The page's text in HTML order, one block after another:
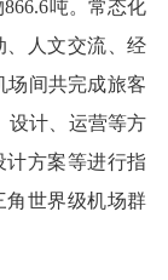
吨。常态化
、人文交流、经
场间共完成旅客
设计、运营等方
方案等进行指
角世界级机场群